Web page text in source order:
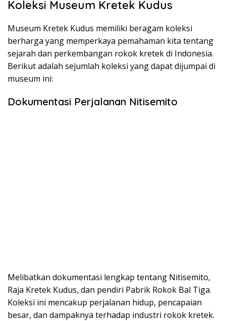
Koleksi Museum Kretek Kudus
Museum Kretek Kudus memiliki beragam koleksi
berharga yang memperkaya pemahaman kita tentang
sejarah dan perkembangan rokok kretek di Indonesia.
Berikut adalah sejumlah koleksi yang dapat dijumpai di
museum ini:
Dokumentasi Perjalanan Nitisemito
Melibatkan dokumentasi lengkap tentang Nitisemito,
Raja Kretek Kudus, dan pendiri Pabrik Rokok Bal Tiga.
Koleksi ini mencakup perjalanan hidup, pencapaian
besar, dan dampaknya terhadap industri rokok kretek.